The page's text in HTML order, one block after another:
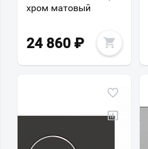
хром матовый
24 860 ₽